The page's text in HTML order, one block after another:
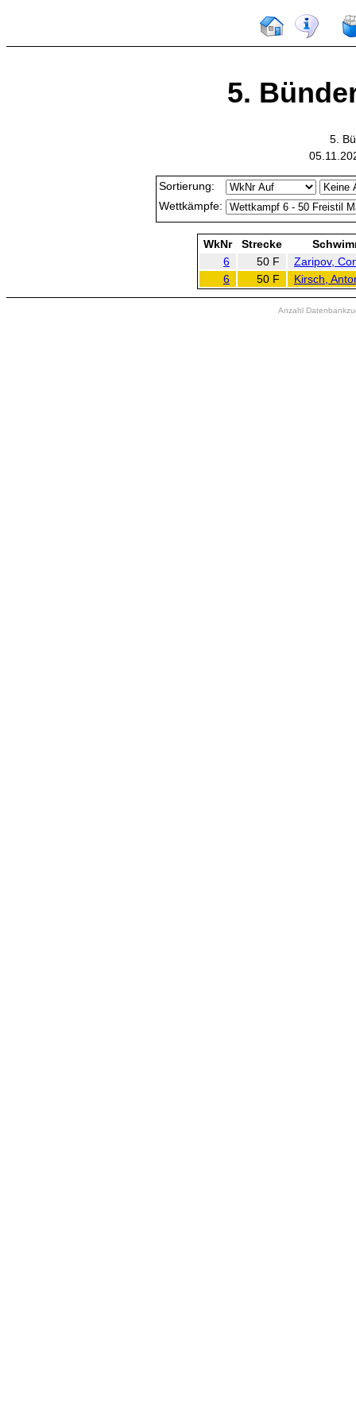
5.
5.
Sortierung:
Wettkämpfe:
WkNr Strecke
6
50 F
Zaripov,
6
50 F Kirsch,
Anzahl